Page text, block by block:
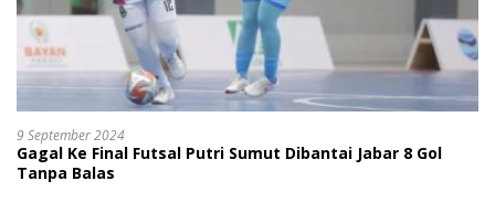
9 September 2024
Gagal Ke Final Futsal Putri Sumut Dibantai Jabar 8 Gol
Tanpa Balas